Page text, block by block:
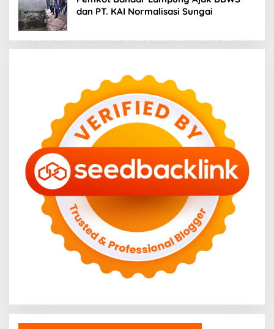
dan PT. KAI Normalisasi Sungai